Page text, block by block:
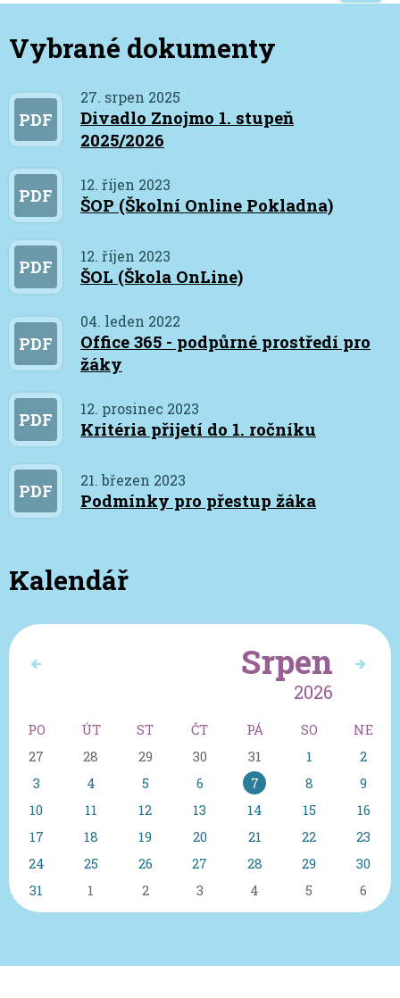
Vybrané dokumenty
PDF
27. srpen 2025
Divadlo Znojmo 1. stupeň
2025/2026
PDF
12. říjen 2023
ŠOP (Školní Online Pokladna)
PDF
12. říjen 2023
ŠOL (Škola OnLine)
PDF
04. leden 2022
Office 365 - podpůrné prostředí pro
žáky
PDF
12. prosinec 2023
Kritéria přijetí do 1. ročníku
PDF
21. březen 2023
Podmínky pro přestup žáka
Kalendář
Srpen
2026
PO ÚT ST ČT PÁ SO
NE
27
28 29 30 31 1
2
3
4 5 6 7 8
9
10
11 12 13 14 15
16
17
18 19 20 21 22
23
24
25 26 27 28 29
30
31
1 2 3 4 5 6